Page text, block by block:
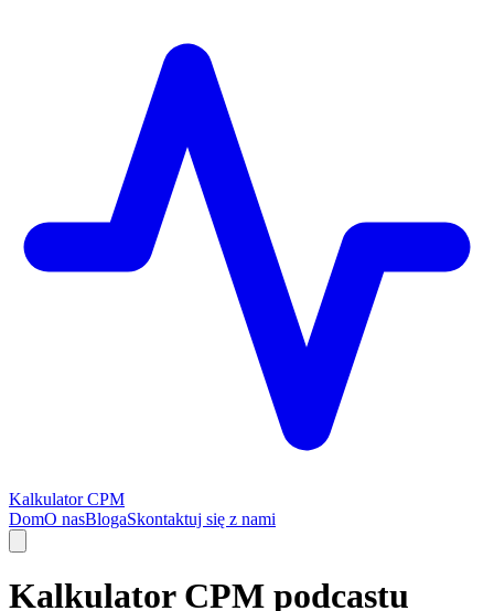
Kalkulator CPM
DomO nasBlogaSkontaktuj się z nami
Kalkulator CPM podcastu